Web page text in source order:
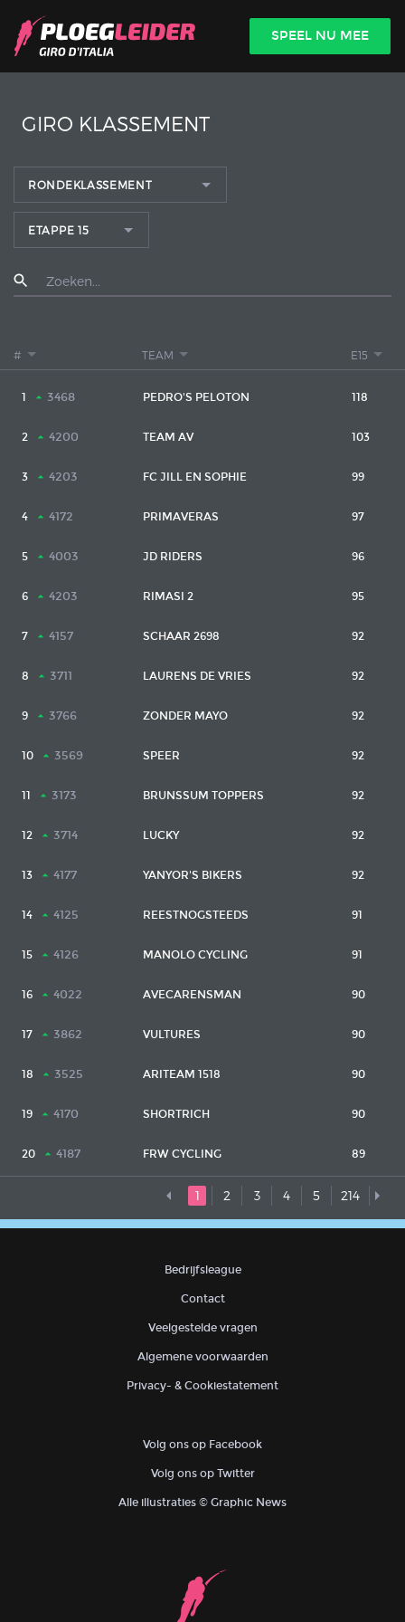
INLOGGEN 
SPEEL NU MEE
GIRO KLASSEMENT
RONDEKLASSEMENT
ETAPPE 15
# TEAM E15
1 3468 PEDRO'S PELOTON 118
2 4200 TEAM AV 103
3 4203 FC JILL EN SOPHIE 99
4 4172 PRIMAVERAS 97
5 4003 JD RIDERS 96
6 4203 RIMASI 2 95
7 4157 SCHAAR 2698 92
8 3711 LAURENS DE VRIES 92
9 3766 ZONDER MAYO 92
10 3569 SPEER 92
11 3173 BRUNSSUM TOPPERS 92
12 3714 LUCKY 92
13 4177 YANYOR'S BIKERS 92
14 4125 REESTNOGSTEEDS 91
15 4126 MANOLO CYCLING 91
16 4022 AVECARENSMAN 90
17 3862 VULTURES 90
18 3525 ARITEAM 1518 90
19 4170 SHORTRICH 90
20 4187 FRW CYCLING 89
1 2 3 4 5 214
Bedrijfsleague
Contact
Veelgestelde vragen
Algemene voorwaarden
Privacy- & Cookiestatement
Volg ons op Facebook
Volg ons op Twitter
Alle illustraties © Graphic News